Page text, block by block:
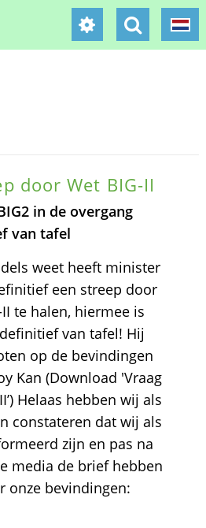
door Wet BIG-II
in de overgang
van tafel
weet heeft minister
een streep door
te halen, hiermee is
van tafel! Hij
op de bevindingen
Kan (Download 'Vraag
Helaas hebben wij als
constateren dat wij als
zijn en pas na
media de brief hebben
onze bevindingen: